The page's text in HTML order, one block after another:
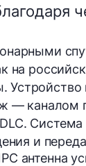
на
Устройство
— каналом
и
антенна